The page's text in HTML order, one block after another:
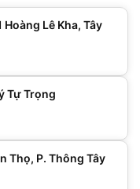
Lê Kha, Tây
Tự Trọng
Thọ, P. Thông Tây